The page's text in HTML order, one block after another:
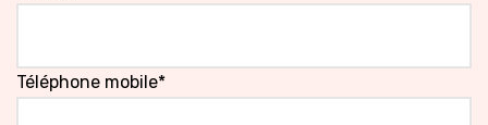
Téléphone mobile*